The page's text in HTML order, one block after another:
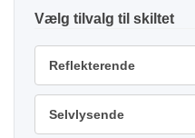
tilvalg
Reflekterende
Selvlysende